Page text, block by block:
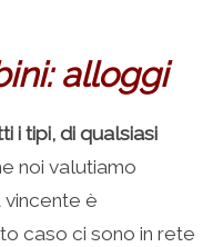
alloggi
i tipi, di qualsiasi
noi valutiamo
è
caso ci sono in rete